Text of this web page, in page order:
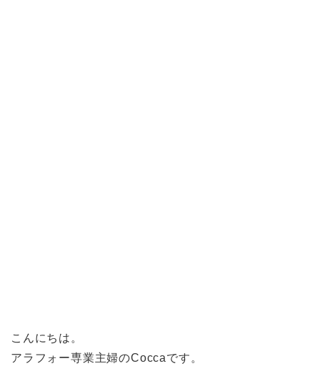
こんにちは。
アラフォー専業主婦のCoccaです。